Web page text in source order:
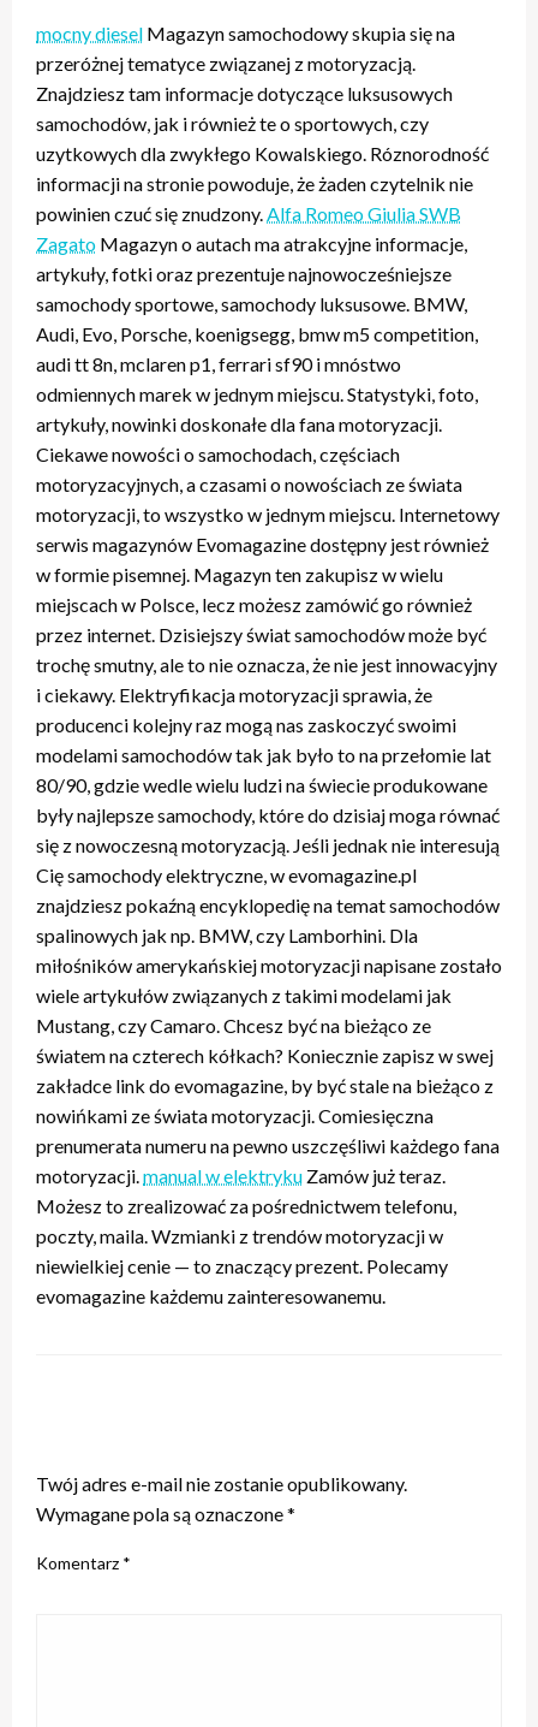
mocny diesel Magazyn samochodowy skupia się na
przeróżnej tematyce związanej z motoryzacją.
Znajdziesz tam informacje dotyczące luksusowych
samochodów, jak i również te o sportowych, czy
uzytkowych dla zwykłego Kowalskiego. Róznorodność
informacji na stronie powoduje, że żaden czytelnik nie
powinien czuć się znudzony.Alfa Romeo Giulia SWB
Zagato Magazyn o autach ma atrakcyjne informacje,
artykuły, fotki oraz prezentuje najnowocześniejsze
samochody sportowe, samochody luksusowe. BMW,
Audi, Evo, Porsche, koenigsegg, bmw m5 competition,
audi tt 8n, mclaren p1, ferrari sf90 i mnóstwo
odmiennych marek w jednym miejscu. Statystyki, foto,
artykuły, nowinki doskonałe dla fana motoryzacji.
Ciekawe nowości o samochodach, częściach
motoryzacyjnych, a czasami o nowościach ze świata
motoryzacji, to wszystko w jednym miejscu. Internetowy
serwis magazynów Evomagazine dostępny jest również
w formie pisemnej. Magazyn ten zakupisz w wielu
miejscach w Polsce, lecz możesz zamówić go również
przez internet. Dzisiejszy świat samochodów może być
trochę smutny, ale to nie oznacza, że nie jest innowacyjny
i ciekawy. Elektryfikacja motoryzacji sprawia, że
producenci kolejny raz mogą nas zaskoczyć swoimi
modelami samochodów tak jak było to na przełomie lat
80/90, gdzie wedle wielu ludzi na świecie produkowane
były najlepsze samochody, które do dzisiaj moga równać
się z nowoczesną motoryzacją. Jeśli jednak nie interesują
Cię samochody elektryczne, w evomagazine.pl
znajdziesz pokaźną encyklopedię na temat samochodów
spalinowych jak np. BMW, czy Lamborhini. Dla
miłośników amerykańskiej motoryzacji napisane zostało
wiele artykułów związanych z takimi modelami jak
Mustang, czy Camaro. Chcesz być na bieżąco ze
światem na czterech kółkach? Koniecznie zapisz w swej
zakładce link do evomagazine, by być stale na bieżąco z
nowińkami ze świata motoryzacji. Comiesięczna
prenumerata numeru na pewno uszczęśliwi każdego fana
motoryzacji.manual w elektryku Zamów już teraz.
Możesz to zrealizować za pośrednictwem telefonu,
poczty, maila. Wzmianki z trendów motoryzacji w
niewielkiej cenie — to znaczący prezent. Polecamy
evomagazine każdemu zainteresowanemu.
Twój adres e-mail nie zostanie opublikowany.
Wymagane pola są oznaczone*
Komentarz *